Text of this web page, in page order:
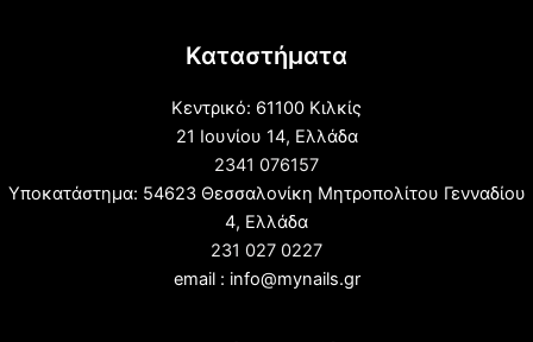
Καταστήματα
Κεντρικό: 61100 Κιλκίς
21 Ιουνίου 14, Ελλάδα
2341 076157
Υποκατάστημα: 54623 Θεσσαλονίκη Μητροπολίτου Γενναδίου
4, Ελλάδα
231 027 0227
email : info@mynails.gr